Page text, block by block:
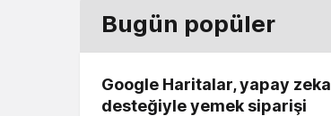
Bugün popüler
Google Haritalar, yapay zeka
desteğiyle yemek siparişi